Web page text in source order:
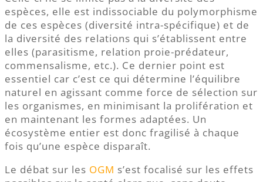
espèces, elle est indissociable du polymorphisme
de ces espèces (diversité intra-spécifique) et de
la diversité des relations qui s’établissent entre
elles (parasitisme, relation proie-prédateur,
commensalisme, etc.). Ce dernier point est
essentiel car c’est ce qui détermine l’équilibre
naturel en agissant comme force de sélection sur
les organismes, en minimisant la prolifération et
en maintenant les formes adaptées. Un
écosystème entier est donc fragilisé à chaque
fois qu’une espèce disparaît.
Le débat sur les OGM s’est focalisé sur les effets